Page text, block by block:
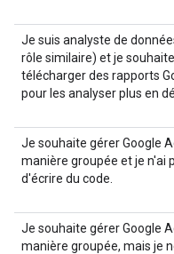
Je suis analyste de
rôle similaire) et je souhaite
télécharger des rapports
pour les analyser plus en
Je souhaite gérer Google
manière groupée et je n'ai
d'écrire du code.
Je souhaite gérer Google
manière groupée, mais je